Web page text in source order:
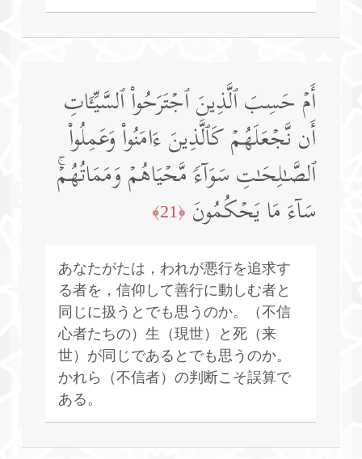
أَمۡ حَسِبَ ٱلَّذِینَ ٱجۡتَرَحُوا۟ ٱلسَّیِّـَٔاتِ
أَن نَّجۡعَلَهُمۡ كَٱلَّذِینَ ءَامَنُوا۟ وَعَمِلُوا۟
ٱلصَّـٰلِحَـٰتِ سَوَاۤءࣰ مَّحۡیَاهُمۡ وَمَمَاتُهُمۡۚ
سَاۤءَ مَا یَحۡكُمُونَ ﴿21﴾
あなたがたは，われが悪行を追求す
る者を，信仰して善行に動しむ者と
同じに扱うとでも思うのか。（不信
心者たちの）生（現世）と死（来
世）が同じであるとでも思うのか。
かれら（不信者）の判断こそ誤算で
ある。